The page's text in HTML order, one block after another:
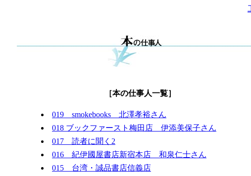
［本の仕事人一覧］
019 smokebooks 北澤孝裕さん
018 ブックファースト梅田店 伊添美保子さん
017 読者に聞く2
016 紀伊國屋書店新宿本店 和泉仁士さん
015 台湾・誠品書店信義店